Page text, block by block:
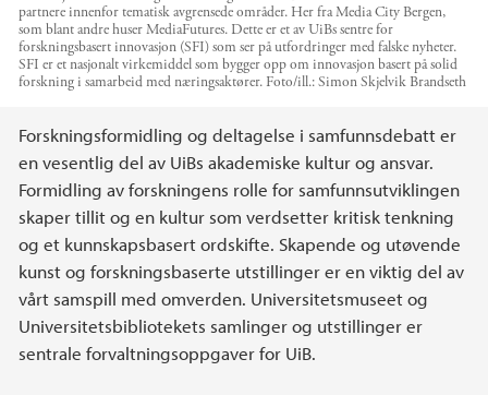
partnere innenfor tematisk avgrensede områder. Her fra Media City Bergen,
som blant andre huser MediaFutures. Dette er et av UiBs sentre for
forskningsbasert innovasjon (SFI) som ser på utfordringer med falske nyheter.
SFI er et nasjonalt virkemiddel som bygger opp om innovasjon basert på solid
forskning i samarbeid med næringsaktører. Foto/ill.:Simon Skjelvik Brandseth
Hovedinnhold
Forskningsformidling og deltagelse i samfunnsdebatt er
en vesentlig del av UiBs akademiske kultur og ansvar.
Formidling av forskningens rolle for samfunnsutviklingen
skaper tillit og en kultur som verdsetter kritisk tenkning
og et kunnskapsbasert ordskifte. Skapende og utøvende
kunst og forskningsbaserte utstillinger er en viktig del av
vårt samspill med omverden. Universitetsmuseet og
Universitetsbibliotekets samlinger og utstillinger er
sentrale forvaltningsoppgaver for UiB.